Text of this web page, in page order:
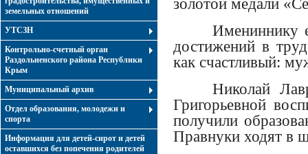
земельных отношений
УТСЗН
Контрольно-счетный орган
Раздольненского района Республики
Крым
Муниципальный архив
Отдел образования, молодежи и
спорта
Информация для детей-сирот и детей
оставшихся без попечения родителей
золотой медали
Имениннику
достижений в
как счастливый:
Николай
Григорьевной
получили
Правнуки ходят в